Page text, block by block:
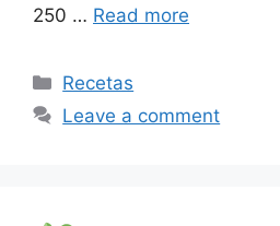
250 … Read more
Categories
Recetas
Leave a comment